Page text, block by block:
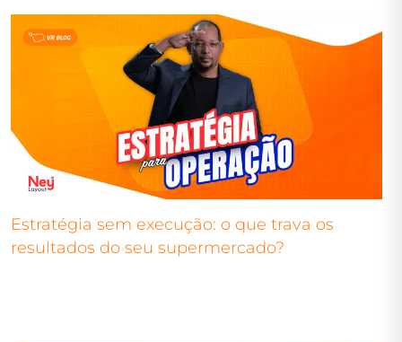
Estratégia sem execução: o que trava os
resultados do seu supermercado?